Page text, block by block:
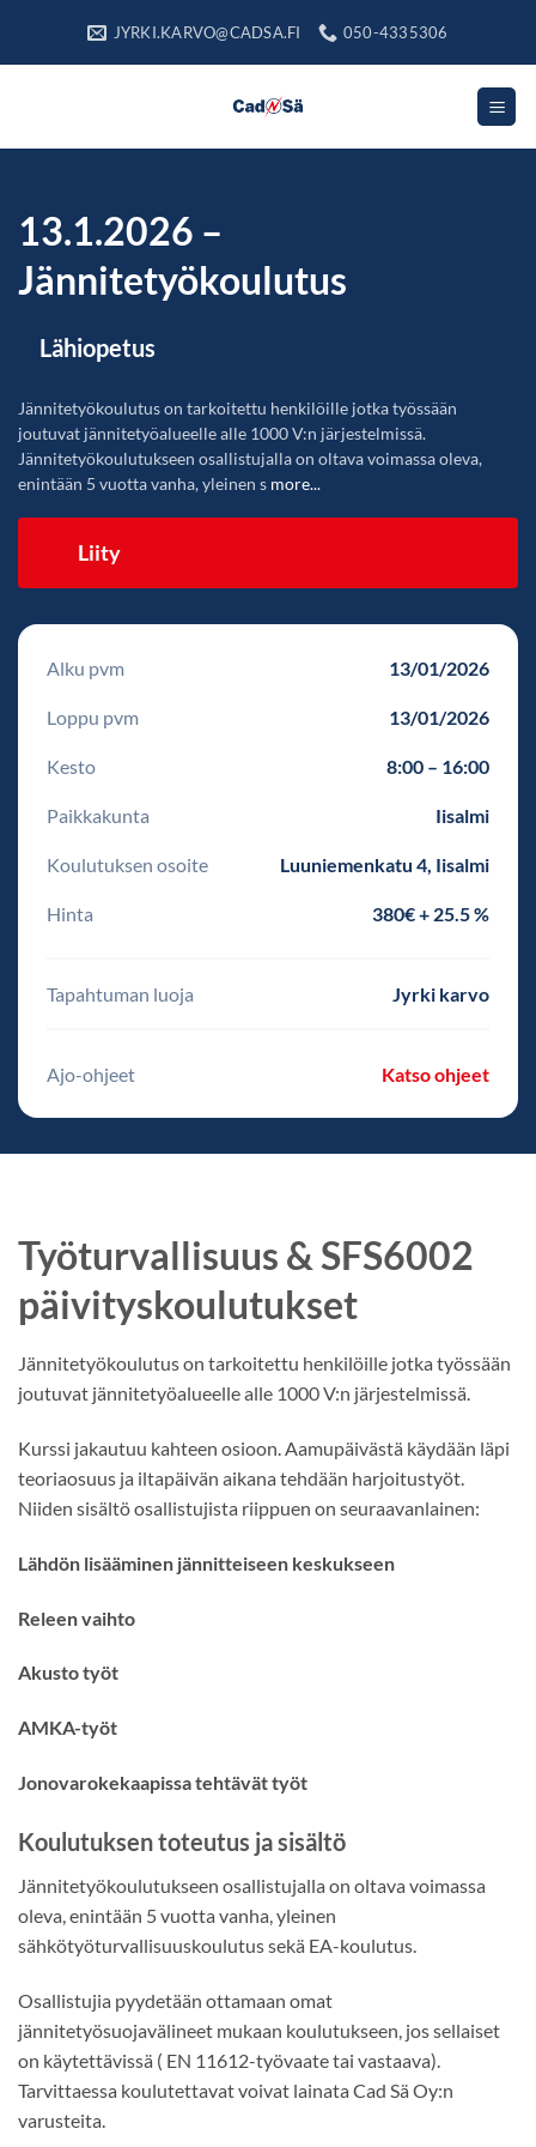
JYRKI.KARVO@CADSA.FI 050-4335306
13.1.2026 –
Jännitetyökoulutus
Lähiopetus
Jännitetyökoulutus on tarkoitettu henkilöille jotka työssään
joutuvat jännitetyöalueelle alle 1000 V:n järjestelmissä.
Jännitetyökoulutukseen osallistujalla on oltava voimassa oleva,
enintään 5 vuotta vanha, yleinen s more...
Liity
Alku pvm 13/01/2026
Loppu pvm 13/01/2026
Kesto 8:00 – 16:00
Paikkakunta Iisalmi
Koulutuksen osoite Luuniemenkatu 4, Iisalmi
Hinta 380€ + 25.5 %
Tapahtuman luoja Jyrki karvo
Ajo-ohjeet Katso ohjeet
Työturvallisuus & SFS6002
päivityskoulutukset
Jännitetyökoulutus on tarkoitettu henkilöille jotka työssään
joutuvat jännitetyöalueelle alle 1000 V:n järjestelmissä.
Kurssi jakautuu kahteen osioon. Aamupäivästä käydään läpi
teoriaosuus ja iltapäivän aikana tehdään harjoitustyöt.
Niiden sisältö osallistujista riippuen on seuraavanlainen:
Lähdön lisääminen jännitteiseen keskukseen
Releen vaihto
Akusto työt
AMKA-työt
Jonovarokekaapissa tehtävät työt
Koulutuksen toteutus ja sisältö
Jännitetyökoulutukseen osallistujalla on oltava voimassa
oleva, enintään 5 vuotta vanha, yleinen
sähkötyöturvallisuuskoulutus sekä EA-koulutus.
Osallistujia pyydetään ottamaan omat
jännitetyösuojavälineet mukaan koulutukseen, jos sellaiset
on käytettävissä ( EN 11612-työvaate tai vastaava).
Tarvittaessa koulutettavat voivat lainata Cad Sä Oy:n
varusteita.